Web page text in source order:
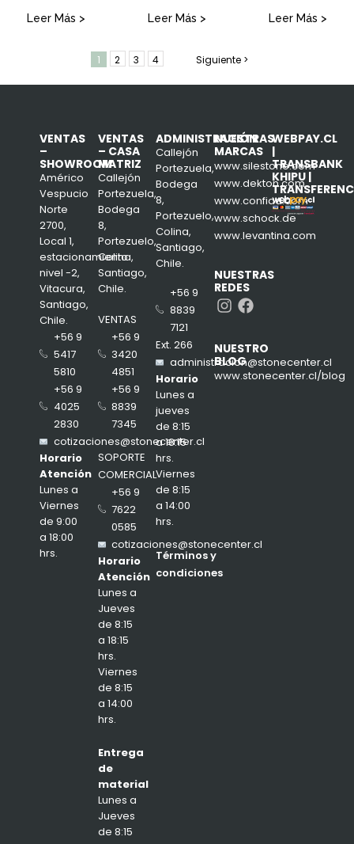
Leer Más > Leer Más > Leer Más >
1 2 3 4
VENTAS
–
SHOWROOM
Américo
Vespucio
Norte
2700,
Local 1,
estacionamiento
nivel -2,
Vitacura,
Santiago,
Chile.
+56 9
5417
5810
+56 9
4025
2830
cotizaciones@stonecenter.cl
Horario
Atención
Lunes a
Viernes
de 9:00
a 18:00
hrs.
VENTAS
– CASA
MATRIZ
Callejón
Portezuela,
Bodega
8,
Portezuelo,
Colina,
Santiago,
Chile.
VENTAS
+56 9
3420
4851
+56 9
8839
7345
SOPORTE
COMERCIAL
+56 9
7622
0585
cotizaciones@stonecenter.cl
Horario
Atención
Lunes a
Jueves
de 8:15
a 18:15
hrs.
Viernes
de 8:15
a 14:00
hrs.
Entrega
de
material
Lunes a
Jueves
de 8:15
ADMINISTRACIÓN
Callejón
Portezuela,
Bodega
8,
Portezuelo,
Colina,
Santiago,
Chile.
+56 9
8839
7121
Ext. 266
administracion@stonecenter.cl
Horario
Lunes a
jueves
de 8:15
a 18:15
hrs.
Viernes
de 8:15
a 14:00
hrs.
Términos y
condiciones
NUESTRAS
MARCAS
www.silestone.com
www.dekton.com
www.confiad.com
www.schock.de
www.levantina.com
NUESTRAS
REDES
Instagram
Facebook
NUESTRO
BLOG
www.stonecenter.cl/blog
WEBPAY.CL
|
TRANSBANK
KHIPU |